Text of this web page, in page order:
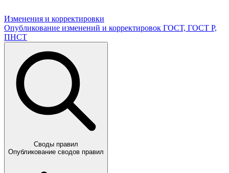
Изменения и корректировки
Опубликование изменений и корректировок ГОСТ, ГОСТ Р,
ПНСТ
Своды правил
Опубликование сводов правил